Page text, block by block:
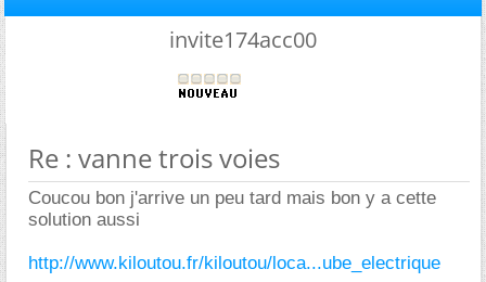
invite174acc00
Re : vanne trois voies
Coucou bon j'arrive un peu tard mais bon y a cette
solution aussi
http://www.kiloutou.fr/kiloutou/loca...ube_electrique